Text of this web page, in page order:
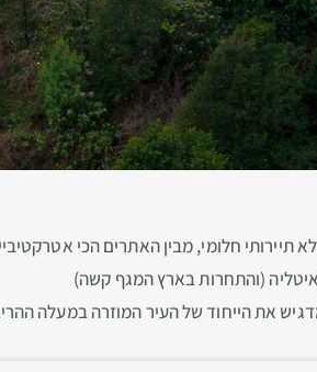
חלומי, מבין האתרים הכי
(והתחרות בארץ המגף קשה)
את הייחוד של העיר המוזרה במעלה